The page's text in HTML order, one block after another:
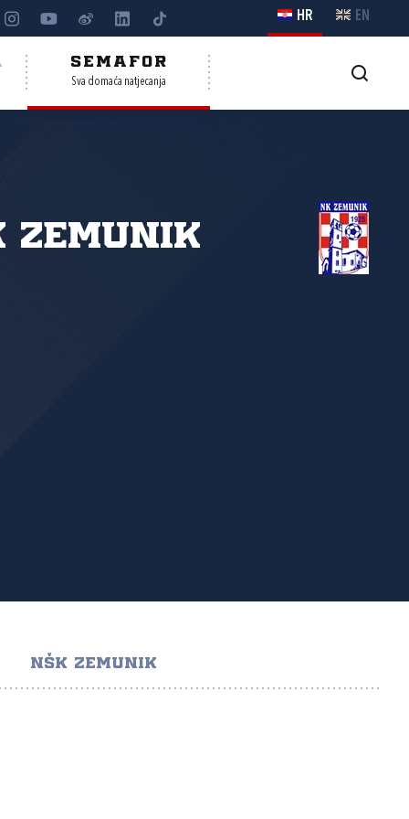
HR EN
SEMAFOR
Sva domaća natjecanja
Zemunik
NŠK ZEMUNIK